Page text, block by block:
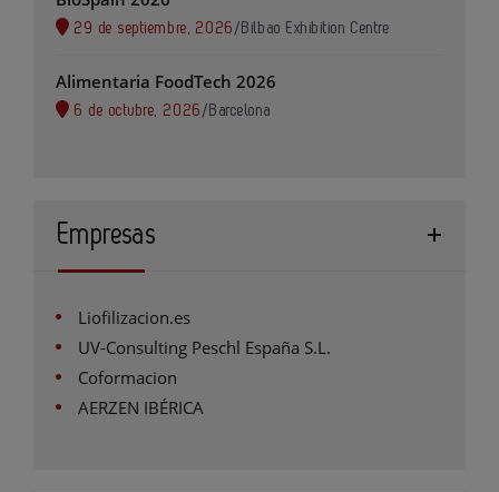
29 de septiembre, 2026 / Bilbao Exhibition Centre
Alimentaria FoodTech 2026
6 de octubre, 2026 / Barcelona
Empresas
Liofilizacion.es
UV-Consulting Peschl España S.L.
Coformacion
AERZEN IBÉRICA